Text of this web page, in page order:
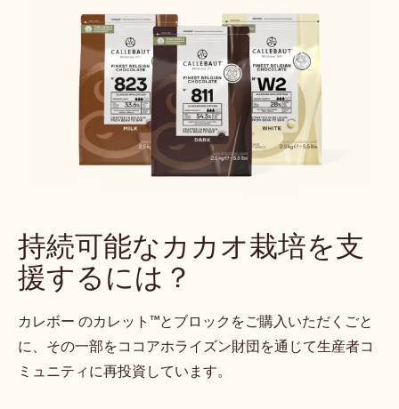
持続可能なカカオ栽培を支
援するには？
カレボー のカレット™とブロックをご購入いただくごと
に、その一部をココアホライズン財団を通じて生産者コ
ミュニティに再投資しています。